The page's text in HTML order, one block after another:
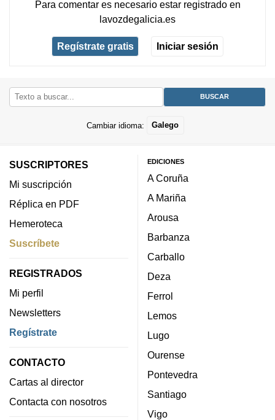
Para comentar es necesario estar registradoen
lavozdegalicia.es
Regístrate gratis Iniciar sesión
Cambiar idioma: Galego
SUSCRIPTORES
Mi suscripción
Réplica en PDF
Hemeroteca
Suscríbete
REGISTRADOS
Mi perfil
Newsletters
Regístrate
CONTACTO
Cartas al director
Contacta con nosotros
EDICIONES
A Coruña
A Mariña
Arousa
Barbanza
Carballo
Deza
Ferrol
Lemos
Lugo
Ourense
Pontevedra
Santiago
Vigo